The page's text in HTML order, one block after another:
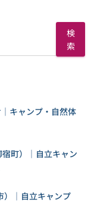
検
索
キャンプ・自然体
町）｜自立キャン
）｜自立キャンプ